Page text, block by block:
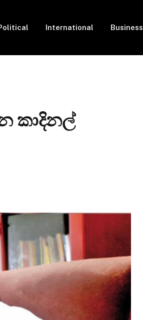
International Business
කාදිනල්